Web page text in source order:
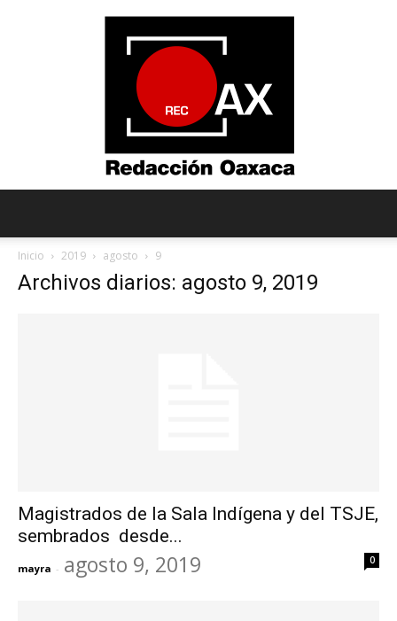
Inicio 2019 agosto 9
Archivos diarios: agosto 9, 2019
Magistrados de la Sala Indígena y del TSJE,
sembrados desde...
mayra - agosto 9, 2019 0